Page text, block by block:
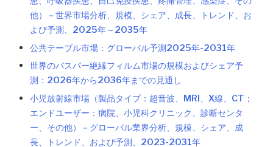
他）－世界市場分析、規模、シェア、成長、トレンド、お
よび予測、2025年～2035年
公共テーブル市場：グローバル予測2025年-2031年
世界のバスバー絶縁フィルム市場の規模およびシェア予
測：2026年から2036年までの見通し
小児放射線市場（製品タイプ：超音波、MRI、X線、CT；
エンドユーザー：病院、小児科クリニック、診断センタ
ー、その他）－グローバル業界分析、規模、シェア、成
長、トレンド、および予測、2023-2031年